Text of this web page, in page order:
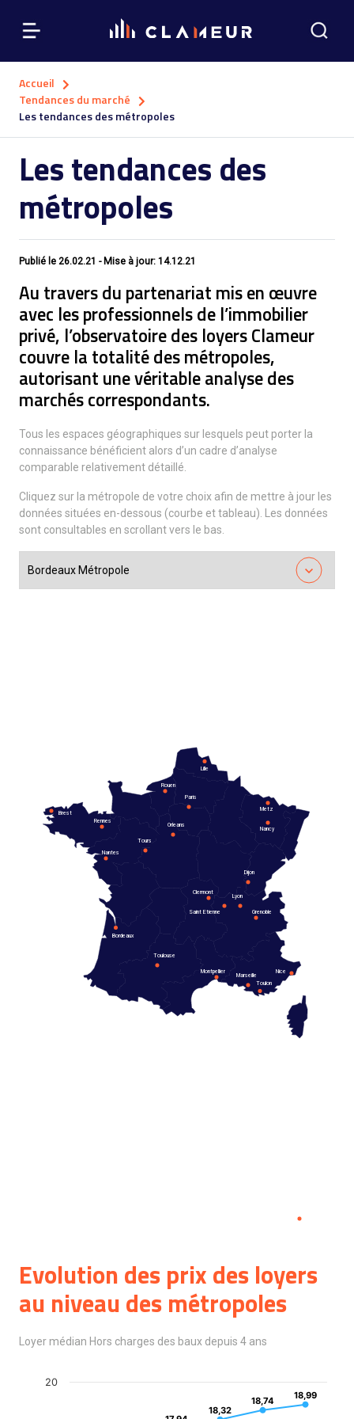
Accueil
Tendances du marché
Les tendances des métropoles
Les tendances des
métropoles
Publié le 26.02.21 - Mise à jour: 14.12.21
Au travers du partenariat mis en œuvre
avec les professionnels de l’immobilier
privé, l’observatoire des loyers Clameur
couvre la totalité des métropoles,
autorisant une véritable analyse des
marchés correspondants.
Tous les espaces géographiques sur lesquels peut porter la
connaissance bénéficient alors d’un cadre d’analyse
comparable relativement détaillé.
Cliquez sur la métropole de votre choix afin de mettre à jour les
données situées en-dessous (courbe et tableau). Les données
sont consultables en scrollant vers le bas.
Saint Etienne
Clermont
Dijon
Lille
Metz
Montpellier
Nancy
Nantes
Nice
Orleans
Rennes
Rouen
Strasbourg
Toulouse
Toulon
Tours
Paris
Marseille
Bordeaux
Lyon
Grenoble
Brest
Evolution des prix des loyers
au niveau des métropoles
Loyer médian Hors charges des baux depuis 4 ans
18,32
18,32
18,74
18,74 18,99
18,99
20